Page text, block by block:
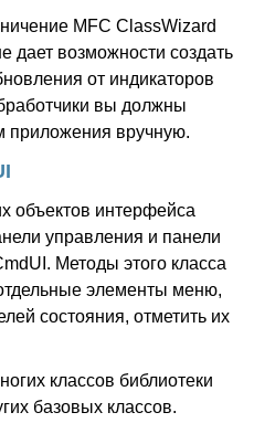
MFC ClassWizard
дает возможности создать
от индикаторов
вы должны
приложения вручную.
объектов интерфейса
управления и панели
Методы этого класса
элементы меню,
состояния, отметить их
классов библиотеки
базовых классов.